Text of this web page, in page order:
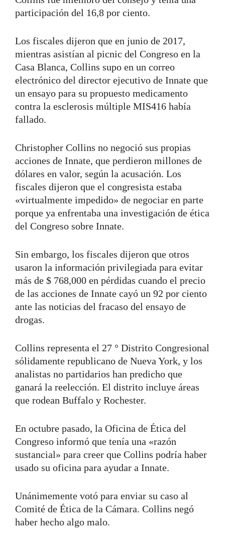
participación del 16,8 por ciento.
Los fiscales dijeron que en junio de 2017,
mientras asistían al picnic del Congreso en la
Casa Blanca, Collins supo en un correo
electrónico del director ejecutivo de Innate que
un ensayo para su propuesto medicamento
contra la esclerosis múltiple MIS416 había
fallado.
Christopher Collins no negoció sus propias
acciones de Innate, que perdieron millones de
dólares en valor, según la acusación. Los
fiscales dijeron que el congresista estaba
«virtualmente impedido» de negociar en parte
porque ya enfrentaba una investigación de ética
del Congreso sobre Innate.
Sin embargo, los fiscales dijeron que otros
usaron la información privilegiada para evitar
más de $ 768,000 en pérdidas cuando el precio
de las acciones de Innate cayó un 92 por ciento
ante las noticias del fracaso del ensayo de
drogas.
Collins representa el 27 ° Distrito Congresional
sólidamente republicano de Nueva York, y los
analistas no partidarios han predicho que
ganará la reelección. El distrito incluye áreas
que rodean Buffalo y Rochester.
En octubre pasado, la Oficina de Ética del
Congreso informó que tenía una «razón
sustancial» para creer que Collins podría haber
usado su oficina para ayudar a Innate.
Unánimemente votó para enviar su caso al
Comité de Ética de la Cámara. Collins negó
haber hecho algo malo.